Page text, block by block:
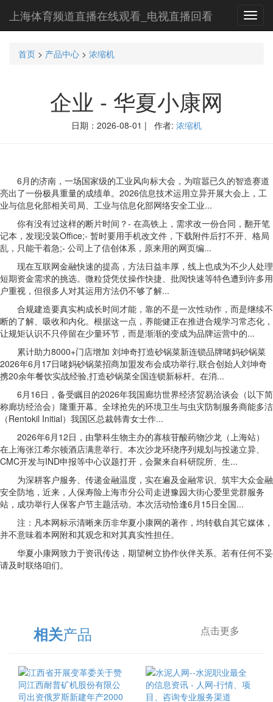
上海体育频道直播在线观看_电视直播回看
首页 > 产品中心 > 浓缩机
企业 - 华夏小康网
日期：2026-08-01 | 作者: 浓缩机
6月的济南，一场国家级的工业风向标大会，为喧嚣已久的智造赛道
亮出了一份极具重量的成绩单。2026信息技术运用立异开展大会上，工
业与信息化部相关司局、工业与信息化部网络安全工业...
你有没有过这样的断片时间？- 在高铁上，需求改一份合同，翻开笔
记本，发现没装Office;- 暂时要用手机改文件，下载附件后打不开、格局
乱，只能干着急;- 公司上了信创体系，原来用的网页编...
现在互联网金融快速的提高，方法日益丰厚，线上也成为不少人处理
短期资金需求的挑选。微粒贷凭仗操作快捷、批阅快速等特色遭到许多用
户重视，但很多人对其运用方法仍不够了解...
合规建造要真实构成长时间才能，靠的不是一次性动作，而是继续不
断的了解、吸收和内化。根据这一点，养能健正在推进合规学习常态化，
让规矩认识不只停留在少量环节，而是渐渐的变成为品牌运营中的...
累计助力8000+门店增加 刘坤奇打造砂锅菜新连锁品牌啫妈砂锅菜
2026年6月17日啫妈砂锅菜招商加盟发布会成功举行,联合创始人刘坤奇
携20余年餐饮实战经验,打造砂锅菜全国连锁新标杆。在消...
6月16日，备受瞩目的2026年我国廊坊世界经济贸易洽谈会（以下简
称廊坊经洽会）隆重开幕。全球抢先的环境卫生与虫灾防制服务商能多洁
（Rentokil Initial）我国区总裁韩青女士作...
2026年6月12日，由擎科生物主办的寡核苷酸药物沙龙（上海站）
在上海张江希尔顿酒店满意举行。本次沙龙环绕序列规划与投递立异、
CMC开发与IND申报等中心议题打开，会聚来自科研院所、生...
为深耕客户服务、传递金融温度，实在遍及金融常识、筑牢大众金融
安全防地，近来，人保寿险上海市分公司走进豫园大街心爱里党群服务
站，成功举行人保客户节主题活动。本次活动恰逢6月15日全国...
注：凡本网标示清晰来历非华夏小康网的著作，均转载自其它媒体，
并不意味着本网附和其观念和对其真实性担任。
华夏小康网致力于资讯传达，期望树立协作伙伴关系。若有任何不妥
请及时联络咱们。
相关产品 点击更多